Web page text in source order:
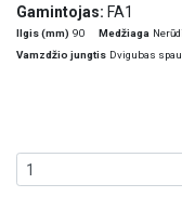
Gamintojas: FA1
Ilgis (mm) 90 Medžiaga
Vamzdžio jungtis Dvigubas